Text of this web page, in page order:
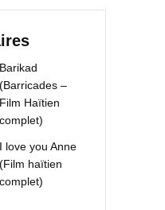
Barikad
(Barricades –
Film Haïtien
complet)
I love you Anne
(Film haïtien
complet)